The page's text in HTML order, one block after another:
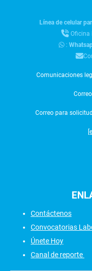
Línea de celular
Oficina
:
Comunicaciones
Correo para
Contáctenos
Convocatorias
Únete Hoy
Canal de reporte